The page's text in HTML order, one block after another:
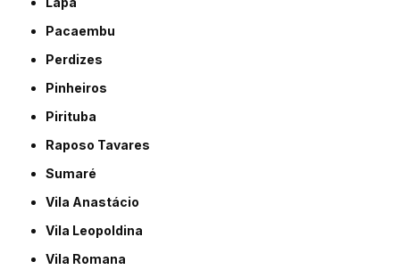
Pacaembu
Perdizes
Pinheiros
Pirituba
Raposo Tavares
Sumaré
Vila Anastácio
Vila Leopoldina
Vila Romana